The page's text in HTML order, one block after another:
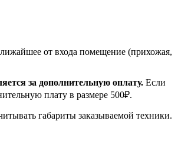
от входа помещение (прихожая,
за дополнительную оплату. Если
плату в размере 500₽.
габариты заказываемой техники.